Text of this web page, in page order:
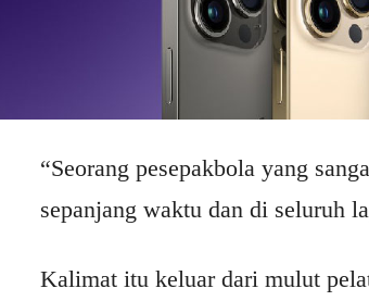
“Seorang pesepakbola yang
sepanjang waktu dan di seluruh
Kalimat itu keluar dari mulut